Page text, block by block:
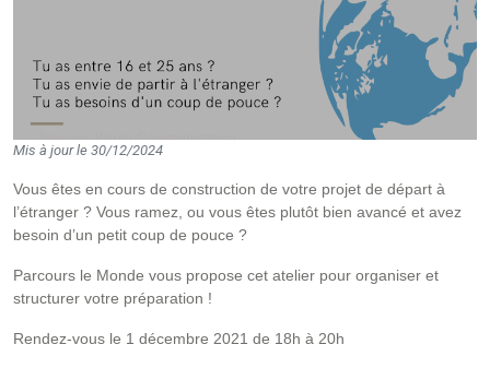
Mis à jour le 30/12/2024
Vous êtes en cours de construction de votre projet de départ à
l’étranger ? Vous ramez, ou vous êtes plutôt bien avancé et avez
besoin d’un petit coup de pouce ?
Parcours le Monde vous propose cet atelier pour organiser et
structurer votre préparation !
Rendez-vous le 1 décembre 2021 de 18h à 20h